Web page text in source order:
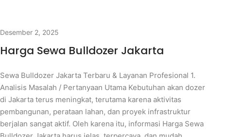
Desember 2, 2025
Harga Sewa Bulldozer Jakarta
Sewa Bulldozer Jakarta Terbaru & Layanan Profesional 1.
Analisis Masalah / Pertanyaan Utama Kebutuhan akan dozer
di Jakarta terus meningkat, terutama karena aktivitas
pembangunan, perataan lahan, dan proyek infrastruktur
berjalan sangat aktif. Oleh karena itu, informasi Harga Sewa